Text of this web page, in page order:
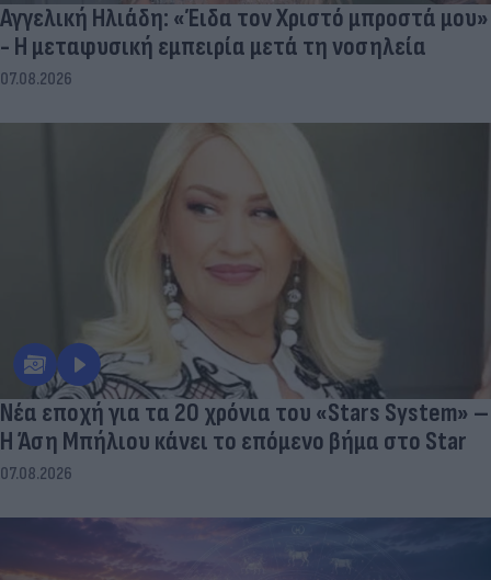
Αγγελική Ηλιάδη: «Έιδα τον Χριστό μπροστά μου»
- Η μεταφυσική εμπειρία μετά τη νοσηλεία
07.08.2026
Νέα εποχή για τα 20 χρόνια του «Stars System» –
Η Άση Μπήλιου κάνει το επόμενο βήμα στο Star
07.08.2026